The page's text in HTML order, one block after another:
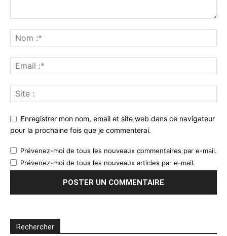
Enregistrer mon nom, email et site web dans ce navigateur
pour la prochaine fois que je commenterai.
Prévenez-moi de tous les nouveaux commentaires par e-mail.
Prévenez-moi de tous les nouveaux articles par e-mail.
Rechercher